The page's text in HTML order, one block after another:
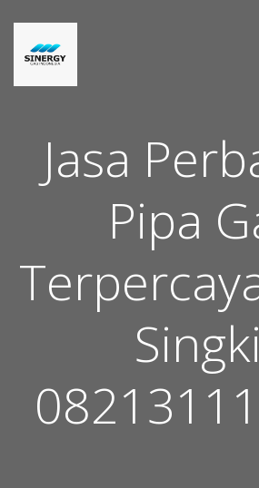
Jasa
Pipa